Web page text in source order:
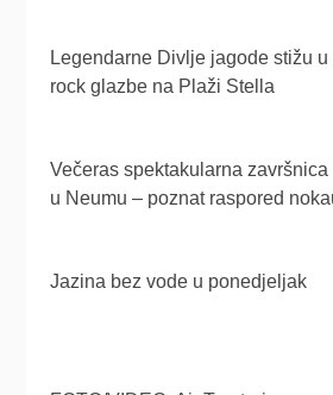
Legendarne Divlje jagode stižu u
rock glazbe na Plaži Stella
Večeras spektakularna
u Neumu – poznat raspored
Jazina bez vode u ponedjeljak